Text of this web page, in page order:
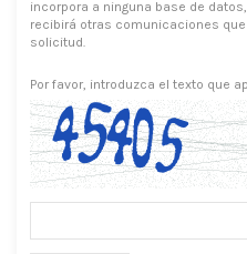
incorpora a ninguna base de
recibirá otras comunicaciones
solicitud.
Por favor, introduzca el texto que